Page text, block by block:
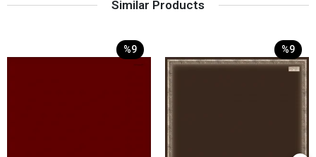
Similar Products
%9 %9